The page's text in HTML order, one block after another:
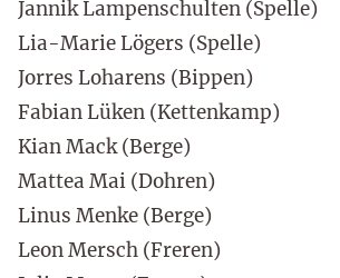
Jannik Lampenschulten (Spelle)
Lia-Marie Lögers (Spelle)
Jorres Loharens (Bippen)
Fabian Lüken (Kettenkamp)
Kian Mack (Berge)
Mattea Mai (Dohren)
Linus Menke (Berge)
Leon Mersch (Freren)